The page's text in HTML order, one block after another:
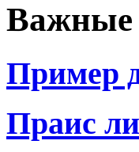
Важные
Пример
Праис